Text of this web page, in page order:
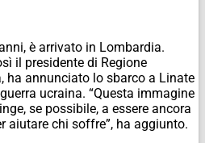
è arrivato in Lombardia.
il presidente di Regione
ha annunciato lo sbarco a Linate
ucraina. “Questa immagine
se possibile, a essere ancora
aiutare chi soffre”, ha aggiunto.